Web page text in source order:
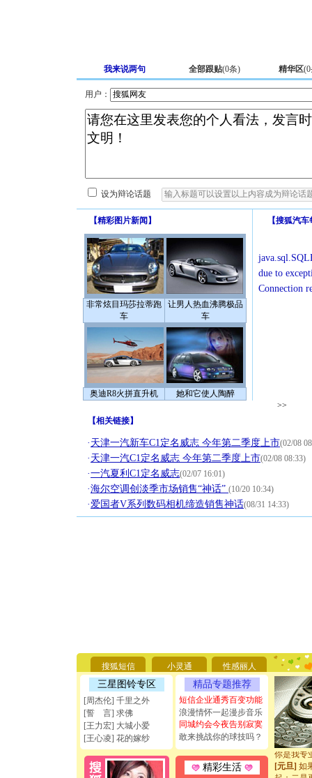
我来说两句 全部跟贴(0条) 精华区(0
用户：
设为辩论话题
【精彩图片新闻 】
非常炫目玛莎拉蒂跑
车
让男人热血沸腾极品
车
奥迪R8火拼直升机 她和它使人陶醉
【搜狐汽车
due to
Connection
>>
【相关链接】
· 天津一汽新车C1定名威志 今年第二季度上市(02/08
· 天津一汽C1定名威志 今年第二季度上市(02/08 08:33)
·一汽夏利C1定名威志(02/07 16:01)
·海尔空调创淡季市场销售“神话” (10/20 10:34)
·爱国者V系列数码相机缔造销售神话(08/31 14:33)
搜狐短信 小灵通 性感丽人
三星图铃专区
[周杰伦] 千里之外
[誓 言] 求佛
[王力宏] 大城小爱
[王心凌] 花的嫁纱
精品专题推荐
短信企业通秀百变功能
浪漫情怀一起漫步音乐
同城约会今夜告别寂寞
敢来挑战你的球技吗？
精彩生活
要平安！
[圣诞节]
能正大光
天都要快
[圣诞节]
如意,快
[元旦]看
断电。爱
你是我专
[元旦]如
起；二是